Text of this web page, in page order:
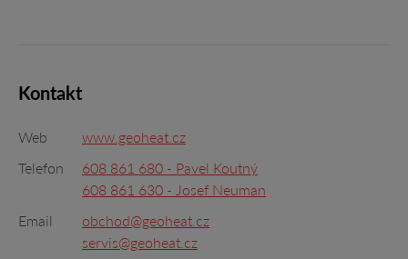
Kontakt
Web
www.geoheat.cz
Telefon
608 861 680 - Pavel Koutný
608 861 630 - Josef Neuman
Email
obchod@geoheat.cz
servis@geoheat.cz